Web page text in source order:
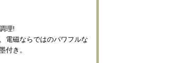
理!
電磁ならではのパワフルな
付き。